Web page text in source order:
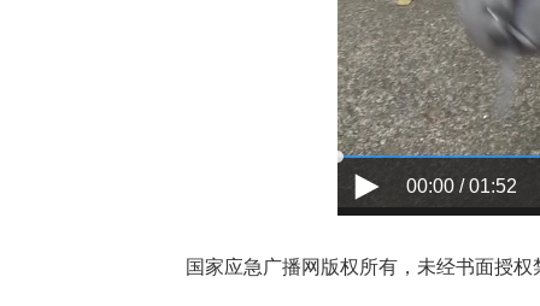
00:00 / 01:52
国家应急广播网版权所有，未经书面授权